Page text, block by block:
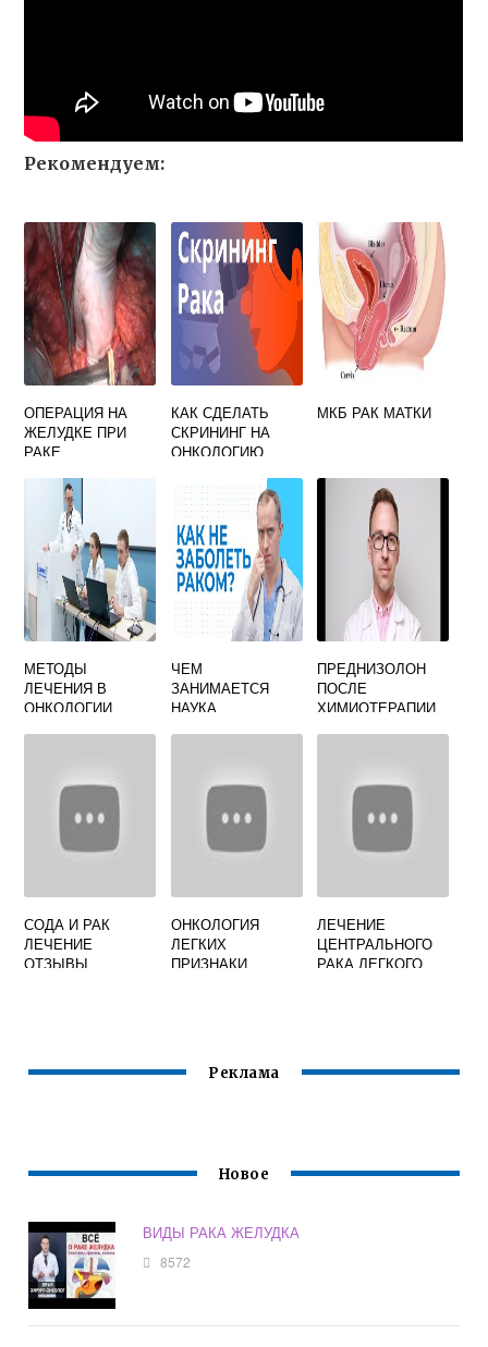
Рекомендуем:
ОПЕРАЦИЯ НА
ЖЕЛУДКЕ ПРИ
РАКЕ
КАК СДЕЛАТЬ
СКРИНИНГ НА
ОНКОЛОГИЮ
МКБ РАК МАТКИ
МЕТОДЫ
ЛЕЧЕНИЯ В
ОНКОЛОГИИ
ЧЕМ
ЗАНИМАЕТСЯ
НАУКА
ПРЕДНИЗОЛОН
ПОСЛЕ
ХИМИОТЕРАПИИ
СОДА И РАК
ЛЕЧЕНИЕ
ОТЗЫВЫ
ОНКОЛОГИЯ
ЛЕГКИХ
ПРИЗНАКИ
ЛЕЧЕНИЕ
ЦЕНТРАЛЬНОГО
РАКА ЛЕГКОГО
Реклама
Новое
ВИДЫ РАКА ЖЕЛУДКА
8572